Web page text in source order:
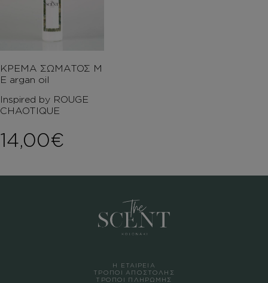
ΚΡΕΜΑ ΣΩΜΑΤΟΣ Μ
Ε argan oil
Inspired by ROUGE
CHAOTIQUE
14,00€
Η ΕΤΑΙΡΕΙΑ
ΤΡΟΠΟΙ ΑΠΟΣΤΟΛΗΣ
ΤΡΟΠΟΙ ΠΛΗΡΩΜΗΣ